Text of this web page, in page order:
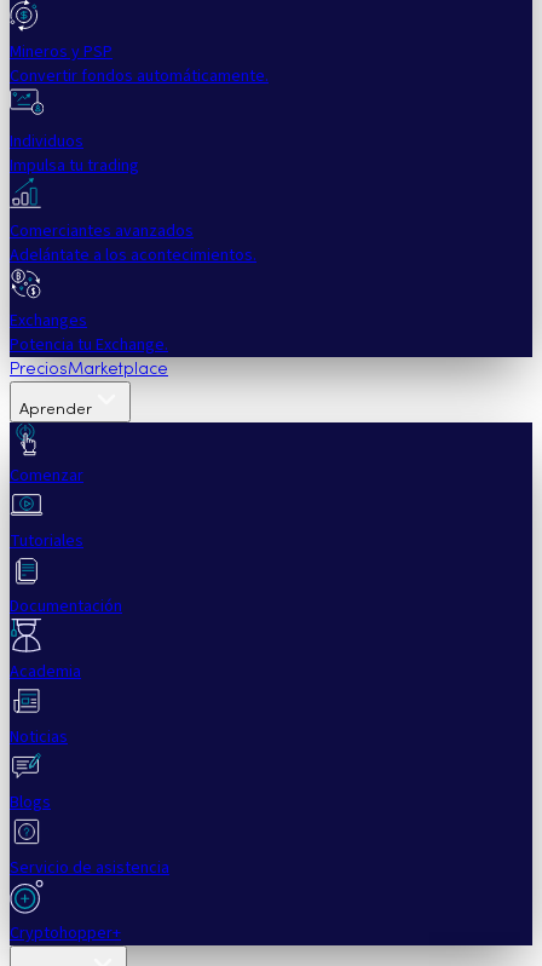
Mineros y PSP
Convertir fondos automáticamente.
Individuos
Impulsa tu trading
Comerciantes avanzados
Adelántate a los acontecimientos.
Exchanges
Potencia tu Exchange.
PreciosMarketplace
Aprender
Comenzar
Tutoriales
Documentación
Academia
Noticias
Blogs
Servicio de asistencia
Cryptohopper+